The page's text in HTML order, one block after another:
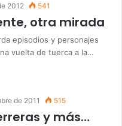
2012 541
otra mirada
episodios y personajes
vuelta de tuerca a la…
de 2011 515
y más…